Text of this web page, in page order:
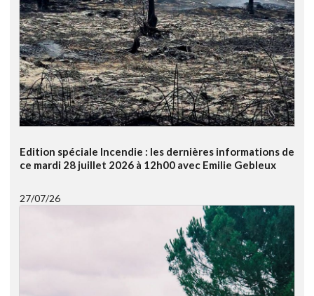
Edition spéciale Incendie : les dernières informations de
ce mardi 28 juillet 2026 à 12h00 avec Emilie Gebleux
27/07/26